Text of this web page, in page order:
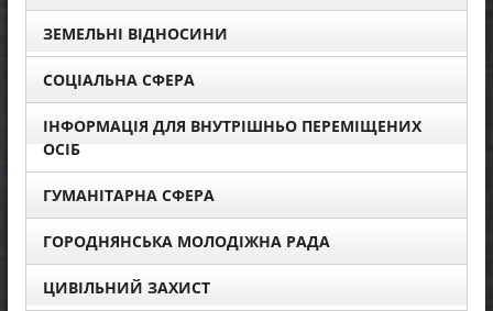
ЗЕМЕЛЬНІ ВІДНОСИНИ
СОЦІАЛЬНА СФЕРА
ІНФОРМАЦІЯ ДЛЯ ВНУТРІШНЬО ПЕРЕМІЩЕНИХ
ОСІБ
ГУМАНІТАРНА СФЕРА
ГОРОДНЯНСЬКА МОЛОДІЖНА РАДА
ЦИВІЛЬНИЙ ЗАХИСТ